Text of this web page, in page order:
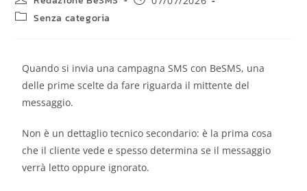
Senza categoria
Quando si invia una campagna SMS con BeSMS, una
delle prime scelte da fare riguarda il mittente del
messaggio.
Non è un dettaglio tecnico secondario: è la prima cosa
che il cliente vede e spesso determina se il messaggio
verrà letto oppure ignorato.